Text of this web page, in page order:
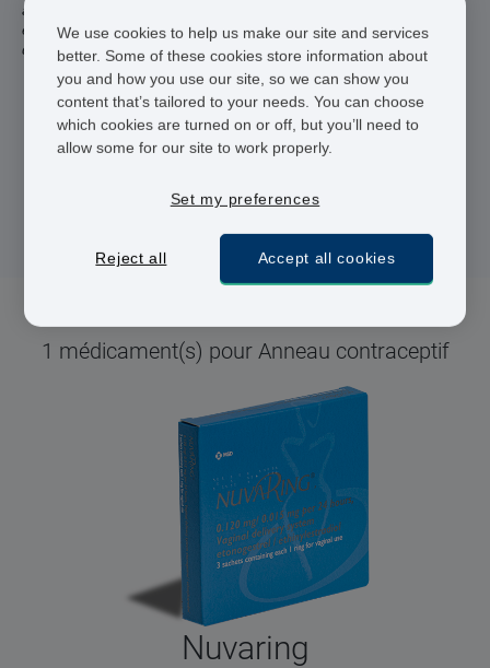
aussi facile. Vivami.co propose un service sécurisé, confidentiel
et rapide, vous permettant d’oublier le stress de la recherche
d’une contraception adaptée à votre mode de vie.
Praticiens agréés
Livraison 48 heures
1 médicament(s) pour Anneau contraceptif
Nuvaring
We use cookies to help us make our site and services
better. Some of these cookies store information about
you and how you use our site, so we can show you
content that’s tailored to your needs. You can choose
which cookies are turned on or off, but you’ll need to
allow some for our site to work properly.
Set my preferences
Reject all Accept all cookies